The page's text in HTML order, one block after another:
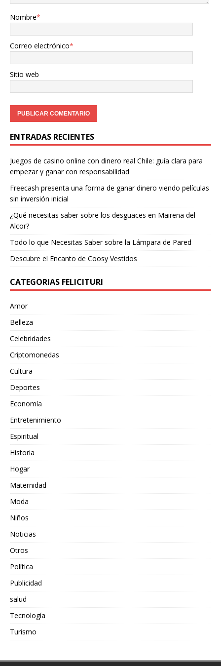
Nombre*
Correo electrónico*
Sitio web
ENTRADAS RECIENTES
Juegos de casino online con dinero real Chile: guía clara para
empezar y ganar con responsabilidad
Freecash presenta una forma de ganar dinero viendo películas
sin inversión inicial
¿Qué necesitas saber sobre los desguaces en Mairena del
Alcor?
Todo lo que Necesitas Saber sobre la Lámpara de Pared
Descubre el Encanto de Coosy Vestidos
CATEGORIAS FELICITURI
Amor
Belleza
Celebridades
Criptomonedas
Cultura
Deportes
Economía
Entretenimiento
Espiritual
Historia
Hogar
Maternidad
Moda
Niños
Noticias
Otros
Política
Publicidad
salud
Tecnología
Turismo